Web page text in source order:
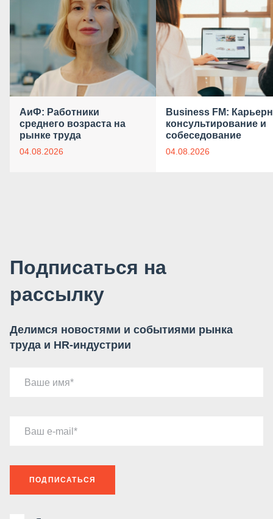
АиФ: Работники
среднего возраста на
рынке труда
04.08.2026
Business FM:
консультирование и
собеседование
04.08.2026
Подписаться на
рассылку
Делимся новостями и событиями рынка
труда и HR-индустрии
Ваше имя
Ваш e-mail
ПОДПИСАТЬСЯ